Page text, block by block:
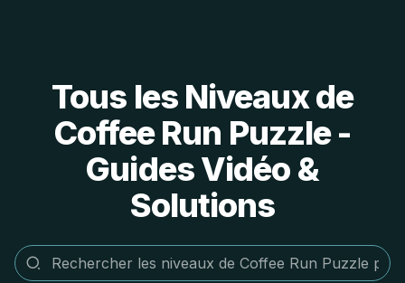
Tous les Niveaux de
Coffee Run Puzzle -
Guides Vidéo &
Solutions